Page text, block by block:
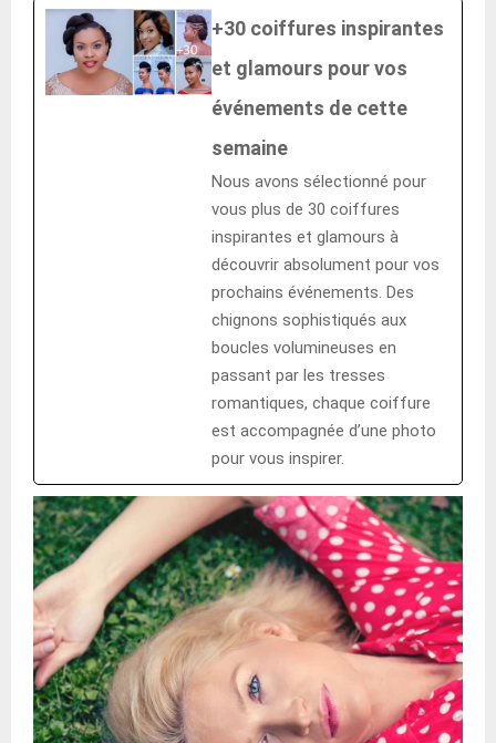
+30 coiffures inspirantes
et glamours pour vos
événements de cette
semaine
Nous avons sélectionné pour
vous plus de 30 coiffures
inspirantes et glamours à
découvrir absolument pour vos
prochains événements. Des
chignons sophistiqués aux
boucles volumineuses en
passant par les tresses
romantiques, chaque coiffure
est accompagnée d’une photo
pour vous inspirer.